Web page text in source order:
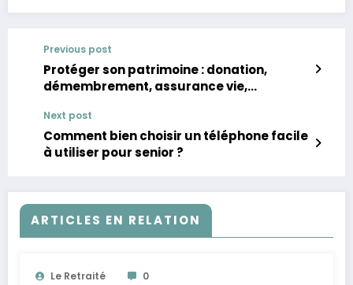
Previous post
Protéger son patrimoine : donation,
démembrement, assurance vie,
Next post
Comment bien choisir un téléphone facile
à utiliser pour senior ?
ARTICLES EN RELATION
Le Retraité 0